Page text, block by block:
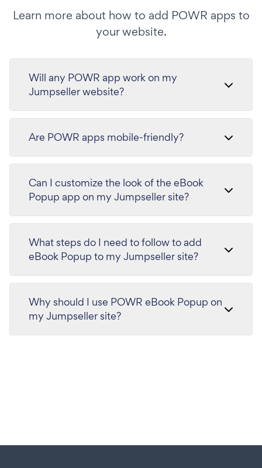
Learn more about how to add POWR apps to
your website.
Will any POWR app work on my
Jumpseller website?
Are POWR apps mobile-friendly?
Can I customize the look of the eBook
Popup app on my Jumpseller site?
What steps do I need to follow to add
eBook Popup to my Jumpseller site?
Why should I use POWR eBook Popup on
my Jumpseller site?